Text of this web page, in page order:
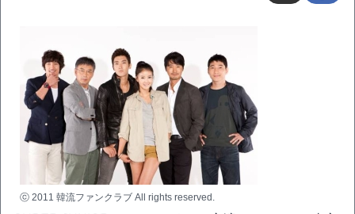
ⓒ 2011 韓流ファンクラブ All rights reserved.